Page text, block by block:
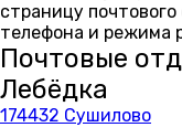
страницу
телефона и режима
Почтовые
Лебёдка
174432 Сушилово